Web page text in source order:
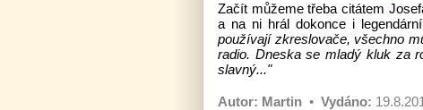
Začít můžeme třeba citátem
a na ni hrál dokonce i
používají zkreslovače, všechno
radio. Dneska se mladý kluk za
slavný..."
Autor: Martin • Vydáno: